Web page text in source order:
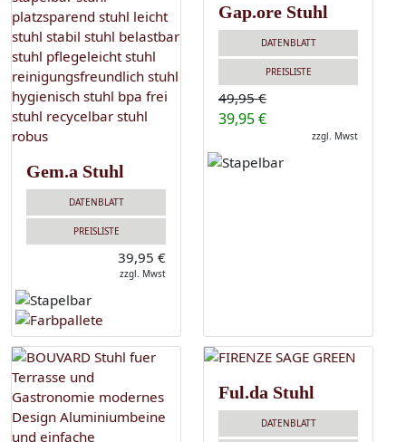
Gem.a Stuhl
DATENBLATT
PREISLISTE
39,95 €
zzgl. Mwst
Gap.ore Stuhl
DATENBLATT
PREISLISTE
49,95 €
39,95 €
zzgl. Mwst
Ful.da Stuhl
DATENBLATT